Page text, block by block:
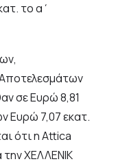
το α΄
σε Ευρώ 8,81
Ευρώ 7,07 εκατ.
ότι η Attica
ΧΕΛΛΕΝΙΚ